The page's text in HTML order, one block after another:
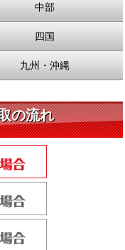
中部
四国
九州・沖縄